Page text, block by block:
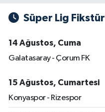
Süper Lig Fikstür
14 Ağustos, Cuma
Galatasaray - Çorum FK
15 Ağustos, Cumartesi
Konyaspor - Rizespor